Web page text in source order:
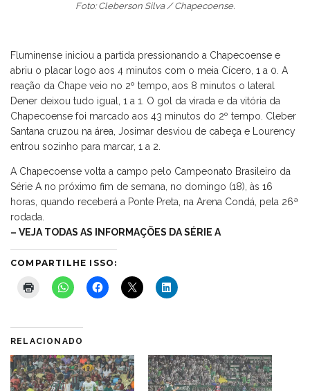
Foto: Cleberson Silva / Chapecoense.
Fluminense iniciou a partida pressionando a Chapecoense e
abriu o placar logo aos 4 minutos com o meia Cícero, 1 a 0. A
reação da Chape veio no 2º tempo, aos 8 minutos o lateral
Dener deixou tudo igual, 1 a 1. O gol da virada e da vitória da
Chapecoense foi marcado aos 43 minutos do 2º tempo. Cleber
Santana cruzou na área, Josimar desviou de cabeça e Lourency
entrou sozinho para marcar, 1 a 2.
A Chapecoense volta a campo pelo Campeonato Brasileiro da
Série A no próximo fim de semana, no domingo (18), às 16
horas, quando receberá a Ponte Preta, na Arena Condá, pela 26ª
rodada.
– VEJA TODAS AS INFORMAÇÕES DA SÉRIE A
COMPARTILHE ISSO:
RELACIONADO